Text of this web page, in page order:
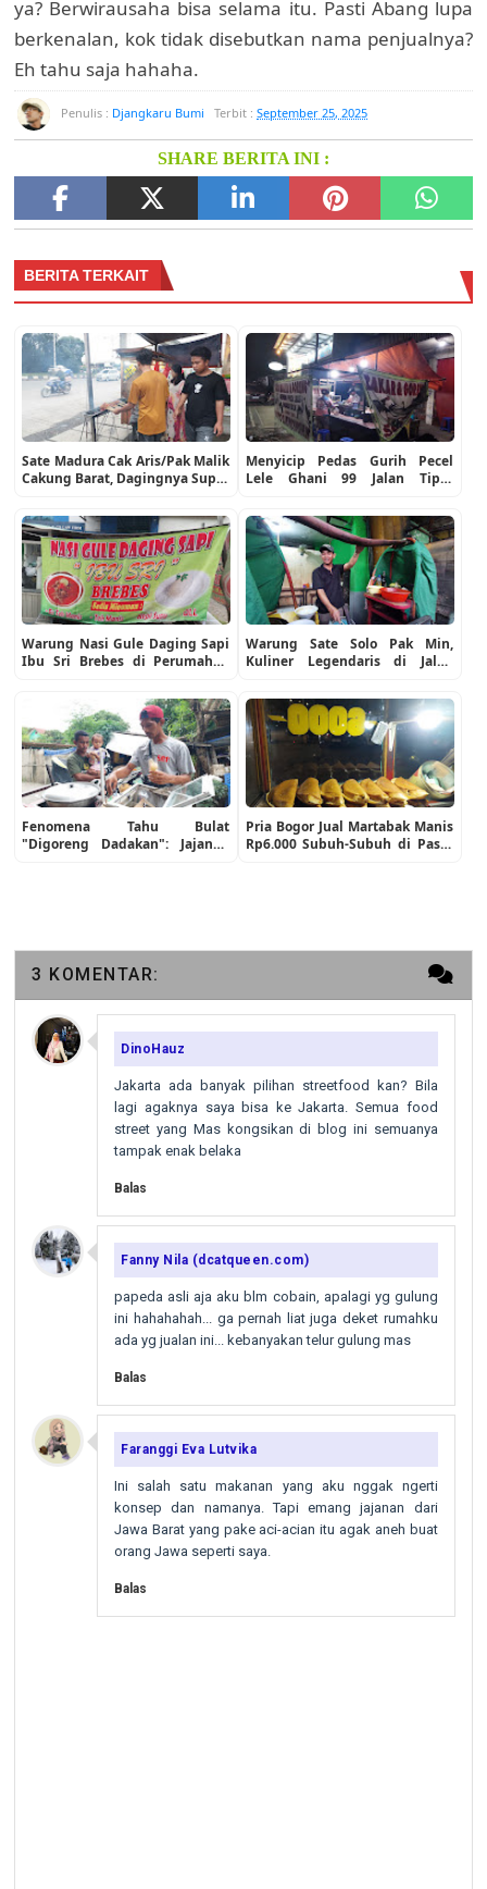
ya? Berwirausaha bisa selama itu. Pasti Abang lupa
berkenalan, kok tidak disebutkan nama penjualnya?
Eh tahu saja hahaha.
Penulis : Djangkaru Bumi Terbit :September 25, 2025
SHARE BERITA INI :
BERITA TERKAIT
Sate Madura Cak Aris/Pak Malik
Cakung Barat, Dagingnya Super
Menyicip Pedas Gurih Pecel
Lele Ghani 99 Jalan Tipar
Bergoyang
Warung Nasi Gule Daging Sapi
Ibu Sri Brebes di Perumahan
Sudah 35 Tahunan Berdiri,
Warung Sate Solo Pak Min,
Kuliner Legendaris di Jalan
Utara
Fenomena Tahu Bulat
"Digoreng Dadakan": Jajanan
Pria Bogor Jual Martabak Manis
Rp6.000 Subuh-Subuh di Pasar
3 KOMENTAR:
DinoHauz
Jakarta ada banyak pilihan streetfood kan? Bila
lagi agaknya saya bisa ke Jakarta. Semua food
street yang Mas kongsikan di blog ini semuanya
tampak enak belaka
Balas
Fanny Nila (dcatqueen.com)
papeda asli aja aku blm cobain, apalagi yg gulung
ini hahahahah... ga pernah liat juga deket rumahku
ada yg jualan ini... kebanyakan telur gulung mas
Balas
Faranggi Eva Lutvika
Ini salah satu makanan yang aku nggak ngerti
konsep dan namanya. Tapi emang jajanan dari
Jawa Barat yang pake aci-acian itu agak aneh buat
orang Jawa seperti saya.
Balas